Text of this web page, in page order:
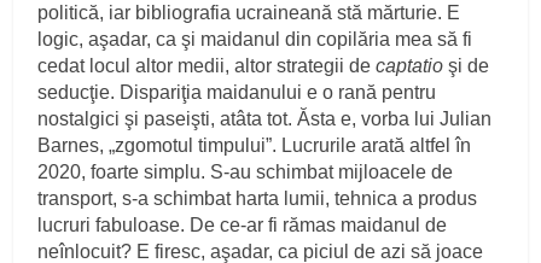
politică, iar bibliografia ucraineană stă mărturie. E
logic, aşadar, ca şi maidanul din copilăria mea să fi
cedat locul altor medii, altor strategii decaptatio şi de
seducţie. Dispariţia maidanului e o rană pentru
nostalgici şi paseişti, atâta tot. Ăsta e, vorba lui Julian
Barnes, „zgomotul timpului”. Lucrurile arată altfel în
2020, foarte simplu. S-au schimbat mijloacele de
transport, s-a schimbat harta lumii, tehnica a produs
lucruri fabuloase. De ce-ar fi rămas maidanul de
neînlocuit? E firesc, aşadar, ca piciul de azi să joace